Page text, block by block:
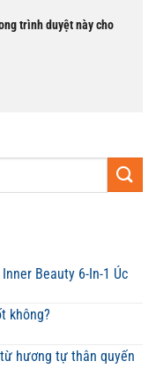
trình duyệt này cho
Beauty 6-In-1 Úc
không?
hương tự thân quyến